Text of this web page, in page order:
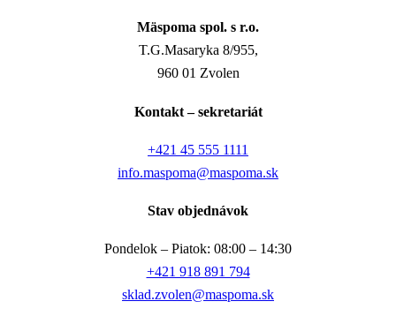
Mäspoma spol. s r.o.
T.G.Masaryka 8/955,
960 01 Zvolen
Kontakt – sekretariát
+421 45 555 1111
info.maspoma@maspoma.sk
Stav objednávok
Pondelok – Piatok: 08:00 – 14:30
+421 918 891 794
sklad.zvolen@maspoma.sk